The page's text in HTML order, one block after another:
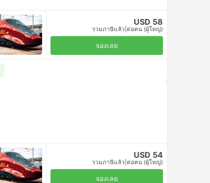
USD 58
รวมภาษีแล้ว ต่อคน (ผู้ใหญ่)
จองเลย
USD 54
รวมภาษีแล้ว ต่อคน (ผู้ใหญ่)
จองเลย